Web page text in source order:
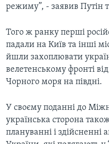
режиму”, - заявив Путін
Того ж ранку перші
падали на Київ та інші
йшли захоплювати
велетенському фронті від
Чорного моря на півдні.
У своєму поданні до
українська сторона
плануванні і здійсненні